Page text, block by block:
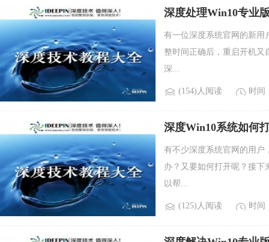
深度处理Win10专业
有一位深度系统官网的新用
整时间正确后，重启开机又
深...
(154)人阅读 时间
深度Win10系统如何
有不少深度系统官网的用户
办？又要如何打开呢？接下
以帮...
(125)人阅读 时间